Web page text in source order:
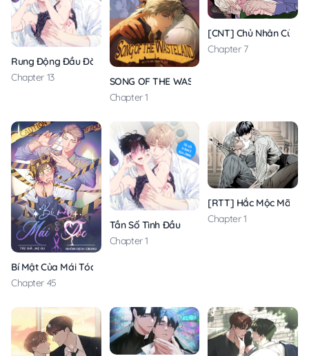
Rung Động Đầu Đời
Chapter 13
SONG OF THE WASTELAND
Chapter 1
[CNT] Chủ Nhân Của C
Chapter 7
Bí Mật Của Mái Tóc
Chapter 45
Tần Số Tình Đầu
Chapter 1
[RTT] Hắc Mộc Mã
Chapter 1